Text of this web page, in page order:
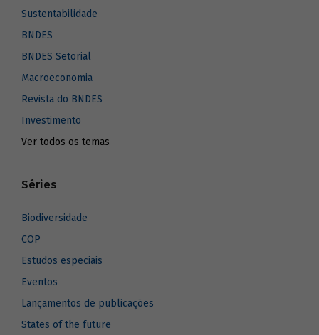
Sustentabilidade
BNDES
BNDES Setorial
Macroeconomia
Revista do BNDES
Investimento
Ver todos os temas
Séries
Biodiversidade
COP
Estudos especiais
Eventos
Lançamentos de publicações
States of the future